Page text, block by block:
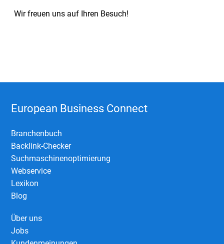
Wir freuen uns auf Ihren Besuch!
European Business Connect
Branchenbuch
Backlink-Checker
Suchmaschinenoptimierung
Webservice
Lexikon
Blog
Über uns
Jobs